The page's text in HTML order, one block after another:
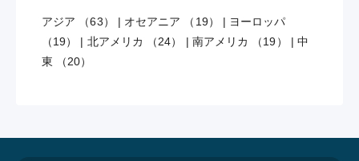
アジア （63） | オセアニア （19） | ヨーロッパ
（19）
| 北アメリカ （24） | 南アメリカ （19） | 中
東 （20）